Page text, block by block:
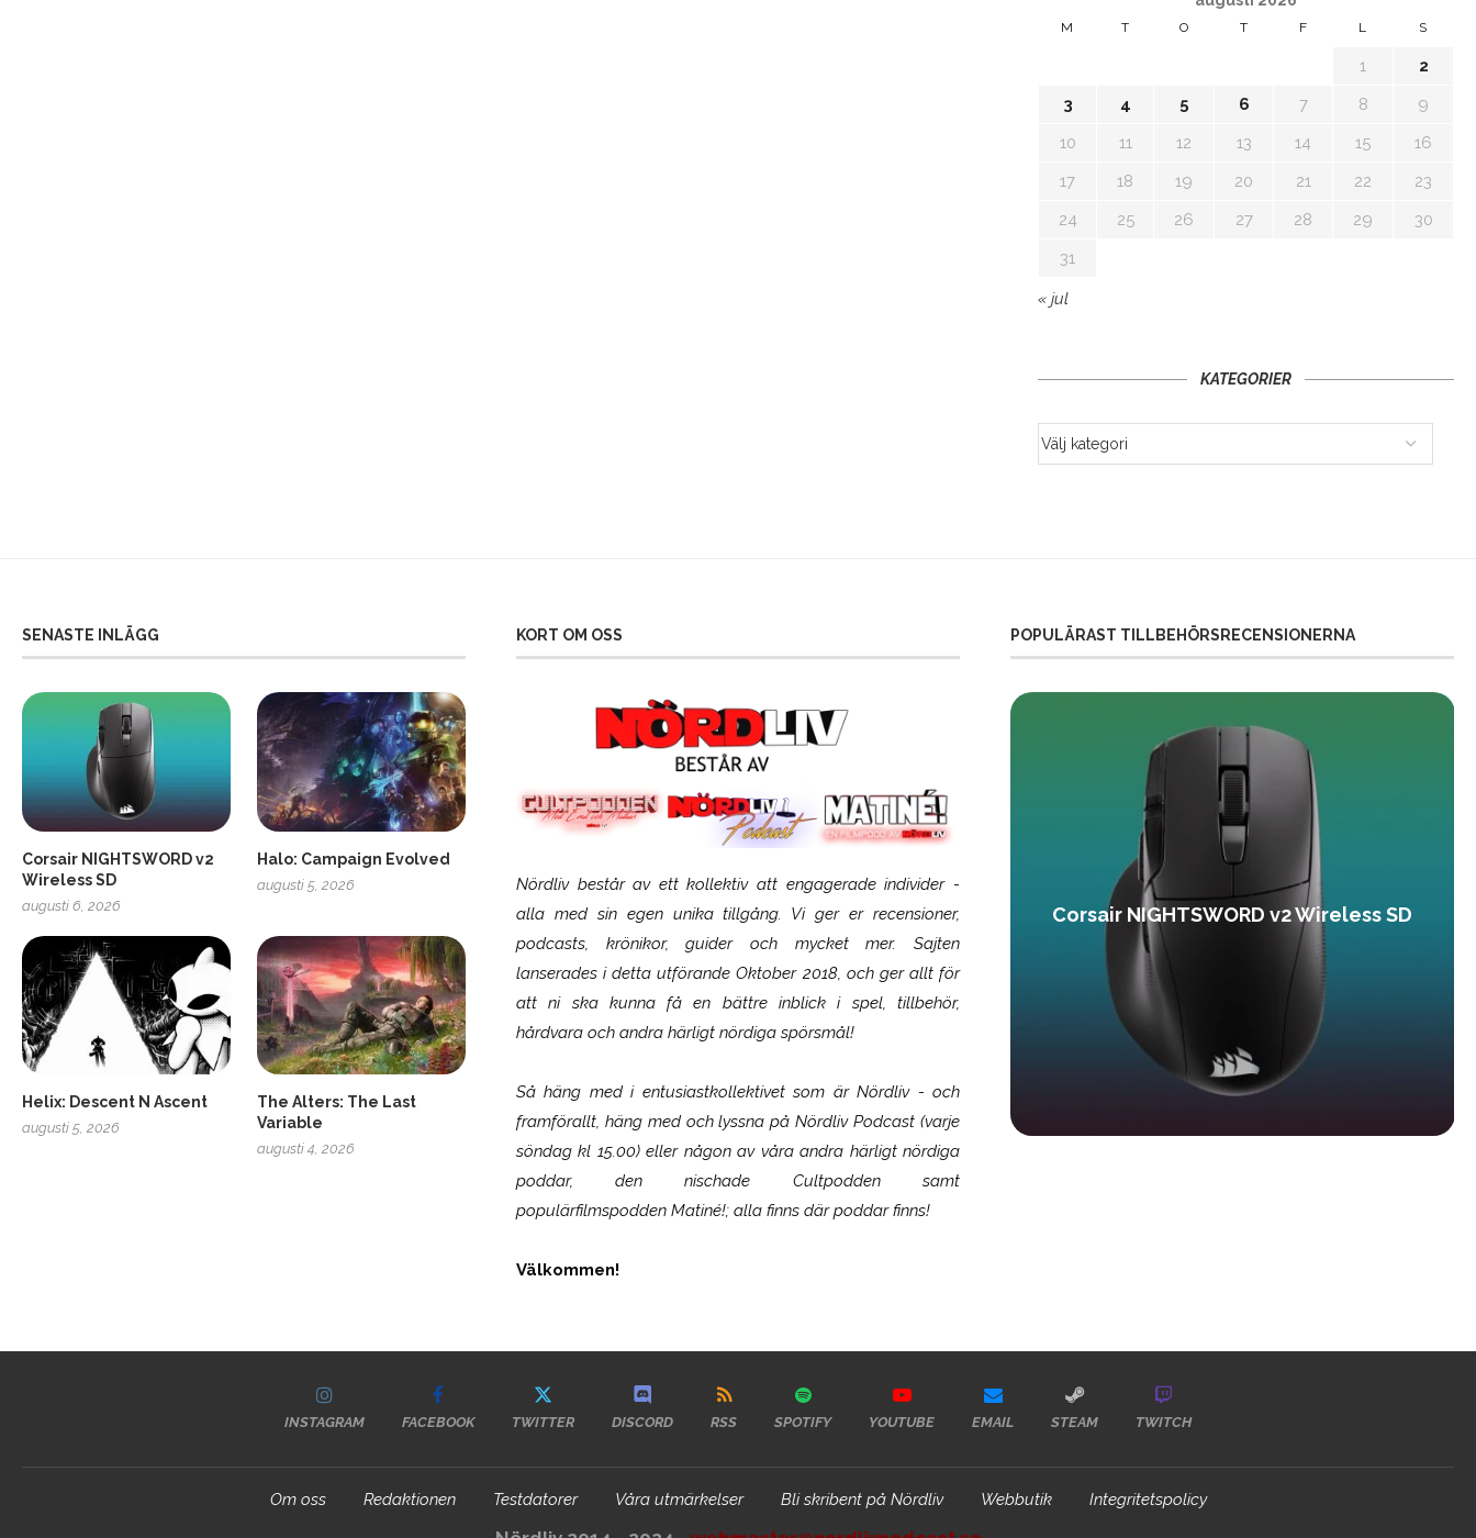
M T O T F L S
1
2
3
4 5 6 7 8
9
10
11 12 13 14 15
16
17
18 19 20 21 22
23
24
25 26 27 28 29
30
31
« jul
KATEGORIER
SENASTE INLÄGG
Corsair NIGHTSWORD v2
Wireless SD
augusti 6, 2026
Halo: Campaign Evolved
augusti 5, 2026
Helix: Descent N Ascent
augusti 5, 2026
The Alters: The Last
Variable
augusti 4, 2026
KORT OM OSS
Nördliv består av ett kollektiv att engagerade individer -
alla med sin egen unika tillgång. Vi ger er recensioner,
podcasts, krönikor, guider och mycket mer. Sajten
lanserades i detta utförande Oktober 2018, och ger allt för
att ni ska kunna få en bättre inblick i spel, tillbehör,
hårdvara och andra härligt nördiga spörsmål!
Så häng med i entusiastkollektivet som ärNördliv- och
framförallt, häng med och lyssna på Nördliv Podcast (varje
söndag kl 15.00) eller någon av våra andra härligt nördiga
poddar, den nischade Cultpodden samt
populärfilmspodden Matiné!; alla finns där poddar finns!
Välkommen!
POPULÄRAST TILLBEHÖRSRECENSIONERNA
SCUF Gaming Omega Corsair NIGHTSWORD v2 Wireless SD
INSTAGRAM FACEBOOK TWITTER DISCORD RSS SPOTIFY YOUTUBE EMAIL STEAM TWITCH
Om oss Redaktionen Testdatorer Våra utmärkelser Bli skribent på Nördliv Webbutik Integritetspolicy